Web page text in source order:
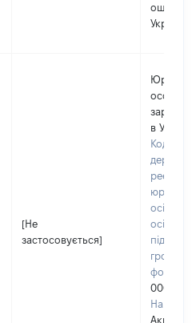
України"
[Не
застосовується]
особа,
в Україні
Код в
реєстрі
осіб,
осіб –